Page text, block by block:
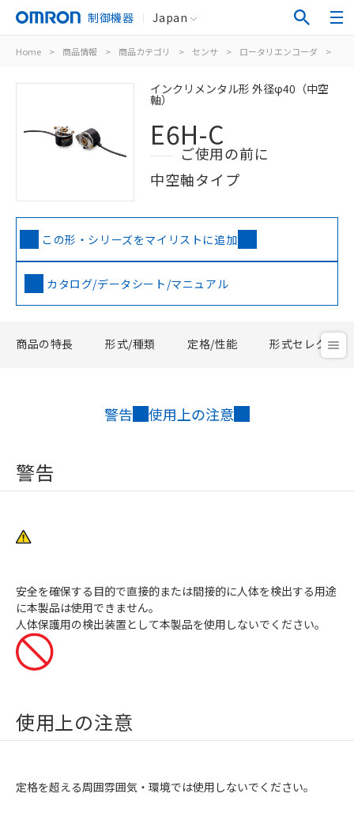
制御機器 Japan
Home > 商品情報 > 商品カテゴリ > センサ > ロータリエンコーダ >
インクリメンタル形 外径φ40（中空
軸）
E6H-C
ご使用の前に
中空軸タイプ
この形・シリーズをマイリストに追加
カタログ/データシート/マニュアル
商品の特長 形式/種類 定格/性能 形式セレクタ
警告 使用上の注意
警告
安全を確保する目的で直接的または間接的に人体を検出する用途
に本製品は使用できません。
人体保護用の検出装置として本製品を使用しないでください。
使用上の注意
定格を超える周囲雰囲気・環境では使用しないでください。